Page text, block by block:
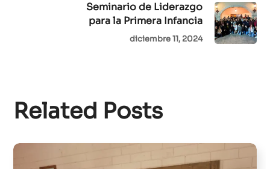
Seminario de Liderazgo
para la Primera Infancia
diciembre 11, 2024
Related Posts